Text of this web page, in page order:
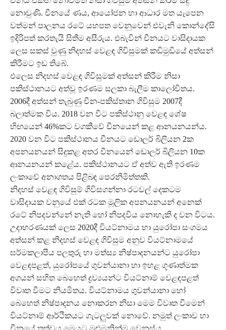
නොවුණි. චීනයේ ණය, ආයෝජන හා ආධාර මත යැපෙන
වත්මන් පාලනය රටේ යහපත වෙනුවෙන් එවැනි කොන්දේසි
ඉදිරිපත් කරතැයි සිතීම අසීරුය. එබැවින් චීනයට වාසිදායක
ලෙස සකස් වුණු නිදහස් වෙළඳ ගිවිසුමක් කඩිමුඩියේ අත්සන්
කිරීමට ඉඩ තිබේ.
එලෙස නිදහස් වෙළඳ ගිවිසුමක් අත්සන් කිරීම නිසා
පකිස්ථානයට අත්වූ ඉරණම සලකා බැලීම කාලෝචිතය.
2006දී අත්සන් තැබුණු චීන-පකිස්තාන ගිවිසුම 2007දී
බලාත්මක විය. 2018 වන විට පකිස්ථානු වෙළඳ ශේෂ
හිඟයෙන් 46%කට වගකීවේ චීනයෙන් කළ ආනයනයන්ය.
2020 වන විට පකිස්ථානය චීනයට ඩොලර් බිලියන 2ක
අපනයනයන් සිදුකළ අතර චීනයෙන් ඩොලර් බිලියන 10ක
ආනයනයන් කළේය. පකිස්ථානයට ඒ අත්ව ඇති ඉරණම
ලංකාවේ අනාගතය පිළිබඳ පෙරනිමිත්තකි.
නිදහස් වෙළඳ ගිවිසුම් ගිවිසගන්නා රටවල් දෙකටම
වාසිදායක වනුයේ එක් රටක මූලික අපනයනයන් අනෙක්
රටේ නිපදවන්නේ නැති හෝ නිපදවිය නොහැකි ද වන විටය.
උදාහරණයක් ලෙස 2020දී වියට්නාමය හා යුරෝපා සංගමය
අත්සන් කළ නිදහස් වෙළඳ ගිවිසුම අනුව වියට්නාමයේ
ඝර්මකලාපීය පලතුරු හා මත්ස්‍ය නිෂ්පාදනයන්ට යුරෝපා
වෙළඳපළත්, යුරෝපයේ ගුවන්යානා හා ඉහළ ගූණාත්මක
අගයන් සහිත බෙහෙත් ද්‍රව්‍යයන්ට වියට්නාම් වෙළඳපළත්
විවෘත වීමට නියමිතය. වියට්නාමය ගුවන්යානා හෝ
බෙහෙත් නිෂ්පාදනය නොකරන නිසා මෙම විවෘත වීමෙන්
වියට්නාම් ආර්ථිකයට ගැටලුවක් නොවේ. නමුත් ලංකාව හා
චීනයේ තත්වය මෙයට මුළුමනින්ම වෙනස්ය.